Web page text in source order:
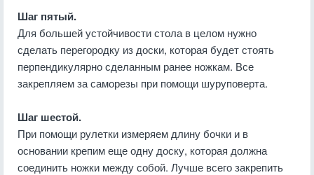
Шаг пятый.
Для большей устойчивости стола в целом нужно
сделать перегородку из доски, которая будет стоять
перпендикулярно сделанным ранее ножкам. Все
закрепляем за саморезы при помощи шуруповерта.
Шаг шестой.
При помощи рулетки измеряем длину бочки и в
основании крепим еще одну доску, которая должна
соединить ножки между собой. Лучше всего закрепить